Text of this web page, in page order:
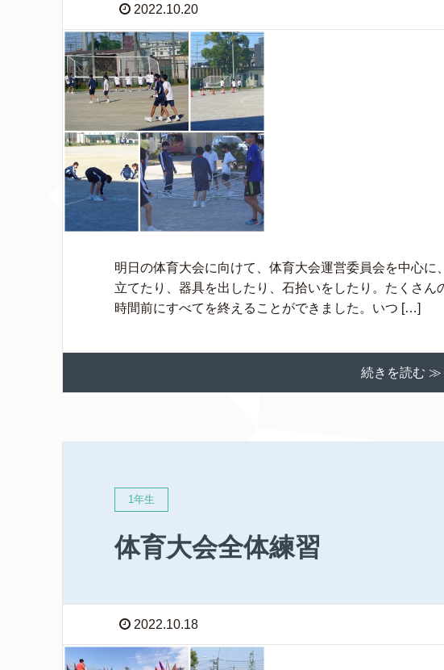
2022.10.20
明日の体育大会に向けて、体育大会運営委員会を中心
立てたり、器具を出したり、石拾いをしたり。たくさ
時間前にすべてを終えることができました。いつ […]
続きを読む ≫
1年生
体育大会全体練習
2022.10.18